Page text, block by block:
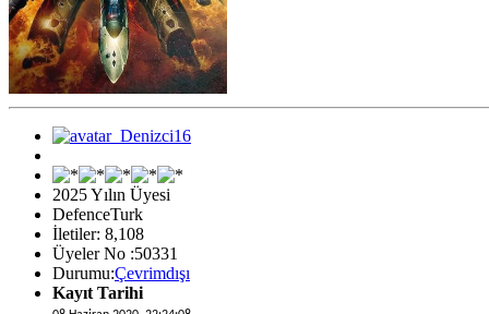
2025 Yılın Üyesi
DefenceTurk
İletiler: 8,108
Üyeler No :50331
Durumu:Çevrimdışı
Kayıt Tarihi